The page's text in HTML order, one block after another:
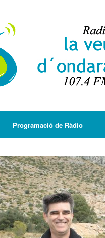
Programació de Ràdio